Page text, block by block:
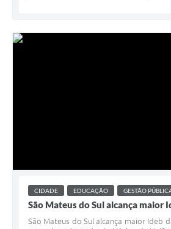
CIDADE EDUCAÇÃO GESTÃO
São Mateus do Sul alcança maior
São Mateus do Sul alcança maior Ideb